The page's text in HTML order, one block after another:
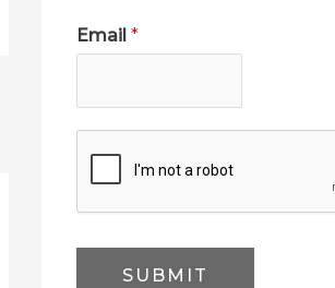
l
N
m
Email *
SUBMIT